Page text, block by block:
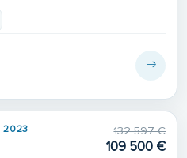
2023 132 597 €
109 500 €